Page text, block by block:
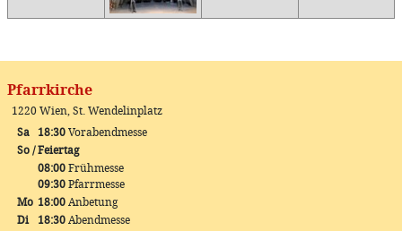
Pfarrkirche
1220 Wien, St. Wendelinplatz
Sa
18:30 Vorabendmesse
So / Feiertag
08:00 Frühmesse
09:30 Pfarrmesse
Mo 18:00 Anbetung
Di
18:30 Abendmesse